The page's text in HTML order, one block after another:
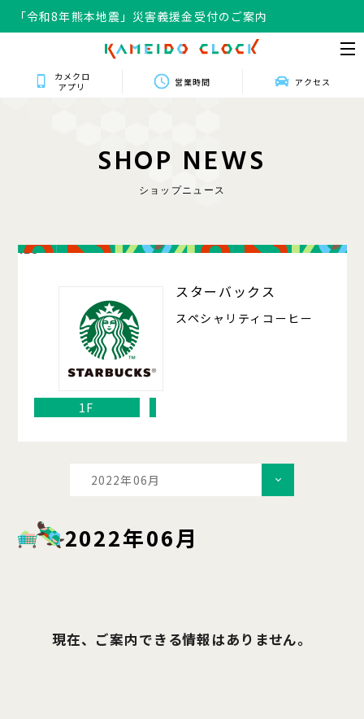
「令和8年熊本地震」災害義援金受付のご案内
カメクロ
アプリ
営業時間 アクセス
SHOP NEWS
ショップニュース
128
スターバックス
スペシャリティコーヒー
1F
2022年06月
2022年06月
現在、ご案内できる情報はありません。